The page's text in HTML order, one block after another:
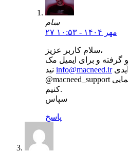
سام
۲۷ مهر ۱۴۰۴ - ۱۰:۵۳
سلام کاربر عزیز،
گرفته و برای ایمیل مک
info@macneed.irو یا تلگرام مک نید به آیدی
@macneed_support ارسال کنید تا بررسی و راهنمایی
کنیم.
سپاس
پاسخ